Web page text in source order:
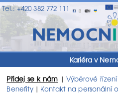
Tel.: +420 382 772 111
Kariéra v
Přidej se k nám | Výběrové řízení
Benefity | Kontakt na personální